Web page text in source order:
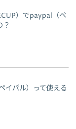
）でpaypal（ペ
？
イパル）って使える